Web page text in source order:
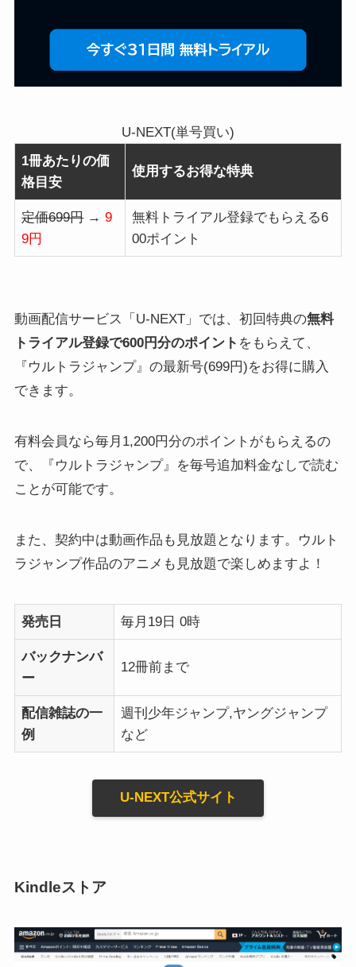
U-NEXT(単号買い)
1冊あたりの価
格目安
使用するお得な特典
定価699円→9
9円
無料トライアル登録でもらえる6
00ポイント
動画配信サービス「U-NEXT」では、初回特典の無料
トライアル登録で600円分のポイント をもらえて、
『ウルトラジャンプ』の最新号(699円)をお得に購入
できます。
有料会員なら毎月1,200円分のポイントがもらえるの
で、『ウルトラジャンプ』を毎号追加料金なしで読む
ことが可能です。
また、契約中は動画作品も見放題となります。ウルト
ラジャンプ作品のアニメも見放題で楽しめますよ！
発売日 毎月19日 0時
バックナンバ
ー
12冊前まで
配信雑誌の一
例
週刊少年ジャンプ,ヤングジャンプ
など
U-NEXT公式サイト
Kindleストア